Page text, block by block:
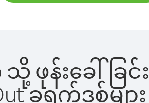
ဂို သို့ ဖုန်းခေါ်
ခရက်ဒစ်မျ